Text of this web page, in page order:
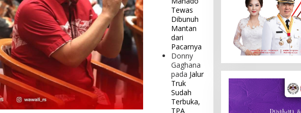
Tewas
Dibunuh
Mantan
dari
Pacarnya
Donny
Gaghana
pada Jalur
Truk
Sudah
Terbuka,
TPA